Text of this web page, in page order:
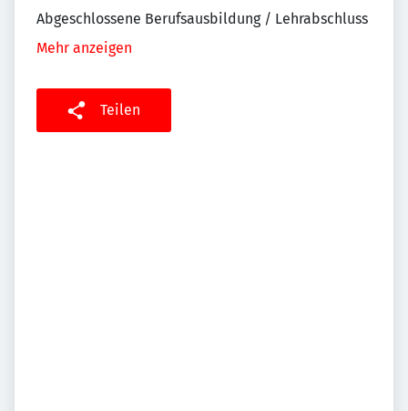
Abgeschlossene Berufsausbildung / Lehrabschluss
Mehr anzeigen
Teilen